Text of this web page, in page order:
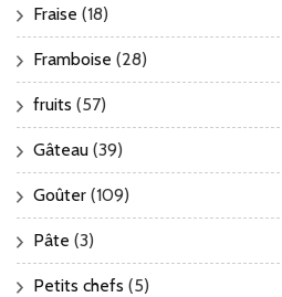
Fraise (18)
Framboise (28)
fruits (57)
Gâteau (39)
Goûter (109)
Pâte (3)
Petits chefs (5)